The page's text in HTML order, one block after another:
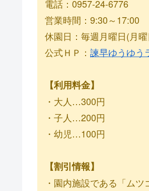
電話：0957-24-6776
営業時間：9:30～17:00
休園日：毎週月曜日(月
公式ＨＰ： 諫早ゆうゆう
【利用料金】
・大人…300円
・子人…200円
・幼児…100円
【割引情報】
・園内施設である「ム